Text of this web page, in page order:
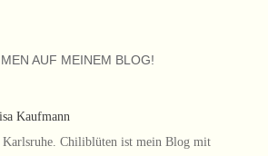
AUF MEINEM BLOG!
Chiliblüten ist mein Blog mit